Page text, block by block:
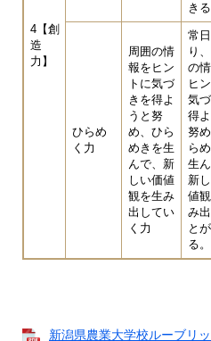
4【創
造
力】
きる
ひらめ
く力
周囲の情
報をヒン
トに気づ
きを得よ
うと努
め、ひら
めきを生
んで、新
しい価値
観を生み
出してい
く力
常
り
の
ヒ
気
得
努
ら
生ん
新
値
み
と
る。
新潟県農業大学校ルーブリ